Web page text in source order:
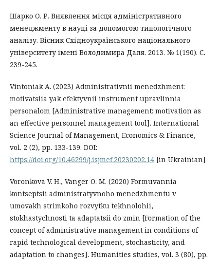
Шарко О. Р. Виявлення місця адміністративного
менеджменту в науці за допомогою типологічного
аналізу. Вісник Східноукраїнського національного
університету імені Володимира Даля. 2013. № 1(190). С.
239-245.
Vintoniak A. (2023) Admіnіstrativnii menedzhment:
motivatsiia yak efektyvnii instrument upravlinnia
personalom [Administrative management: motivation as
an effective personnel management tool]. International
Science Journal of Management, Economics & Finance,
vol. 2 (2), pp. 133-139. DOI:
https://doi.org/10.46299/j.isjmef.20230202.14 [in Ukrainian]
Voronkova V. H., Vanger O. M. (2020) Formuvannia
kontseptsii administratyvnoho menedzhmentu v
umovakh strimkoho rozvytku tekhnolohii,
stokhastychnosti ta adaptatsii do zmin [Formation of the
concept of administrative management in conditions of
rapid technological development, stochasticity, and
adaptation to changes]. Humanities studies, vol. 3 (80), pp.